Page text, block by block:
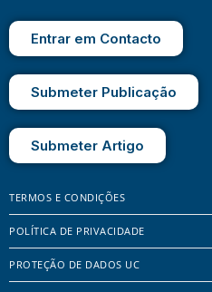
Entrar em Contacto
Submeter Publicação
Submeter Artigo
TERMOS E CONDIÇÕES
POLÍTICA DE PRIVACIDADE
PROTEÇÃO DE DADOS UC